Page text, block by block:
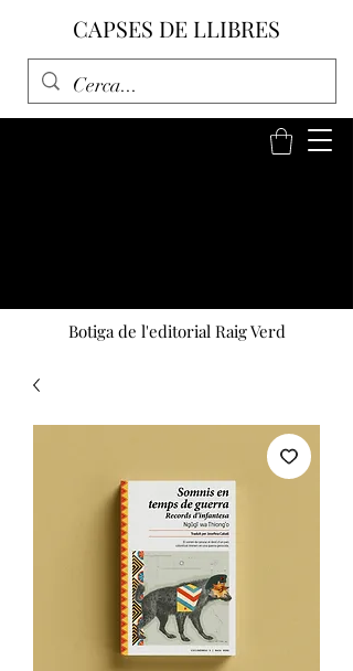
CAPSES DE LLIBRES
Botiga de l'editorial Raig Verd